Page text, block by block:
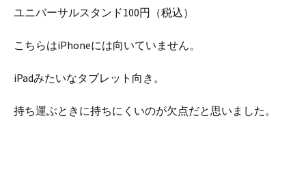
ユニバーサルスタンド100円（税込）
こちらはiPhoneには向いていません。
iPadみたいなタブレット向き。
持ち運ぶときに持ちにくいのが欠点だと思いました。